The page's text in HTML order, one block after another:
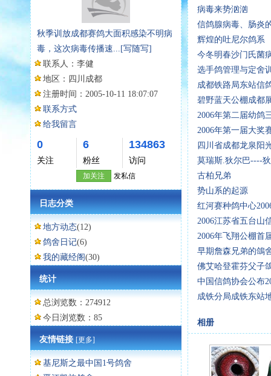
秋季训放成都赛鸽大面积感染不明病
毒，这次病毒传播速... [写随写]
联系人： 李健
地区： 四川成都
注册时间： 2005-10-11 18:07:07
联系方式
给我留言
0
关注
6
粉丝
134863
访问
加关注 发私信
日志分类
地方动态(12)
鸽舍日记(6)
我的藏经阁(30)
统计
总浏览数：274912
今日浏览数：85
友情链接[更多]
基尼斯之最中国1号鸽舍
病毒来势汹汹
信鸽腺病毒、肠炎
辉煌的吐尼尔鸽系
今冬明春沙门氏菌
选手鸽管理与定舍
成都铁路局东站信
碧野蓝天公棚成都
2006年第二届幼鸽
2006年第一届大奖
四川省成都龙泉阳
莫瑞斯.狄尔巴----
古柏兄弟
势山系的起源
红河赛种鸽中心
2006江苏省五台山
2006年飞翔公棚首
早期詹森兄弟的鴿
佛艾哈登霍芬父子
中国信鸽协会公布
成铁分局成铁东站
相册